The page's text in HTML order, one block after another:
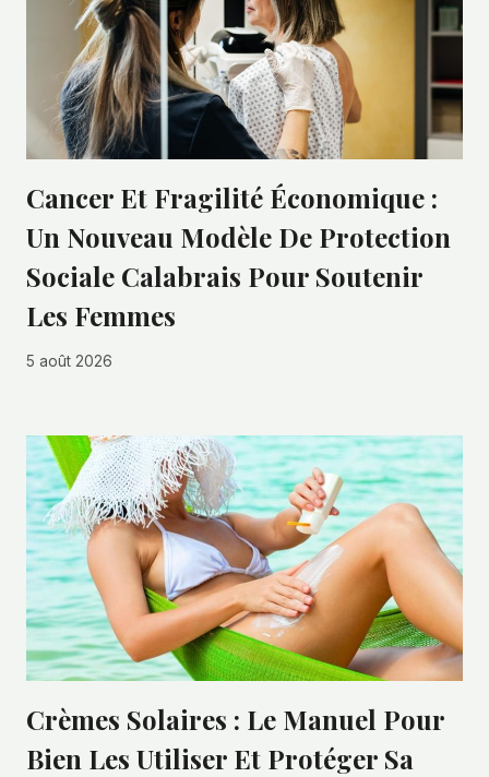
Cancer Et Fragilité Économique :
Un Nouveau Modèle De Protection
Sociale Calabrais Pour Soutenir
Les Femmes
5 août 2026
Crèmes Solaires : Le Manuel Pour
Bien Les Utiliser Et Protéger Sa